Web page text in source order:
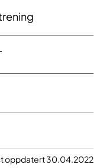
oppdatert 30.04.2022